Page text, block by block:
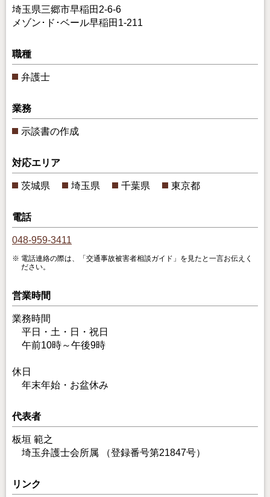
埼玉県三郷市早稲田2-6-6
メゾン･ド･ベール早稲田1-211
職種
弁護士
業務
示談書の作成
対応エリア
茨城県 埼玉県 千葉県 東京都
電話
048-959-3411
電話連絡の際は、「交通事故被害者相談ガイド」を見たと一言お伝えく
ださい。
営業時間
業務時間
平日・土・日・祝日
午前10時～午後9時
休日
年末年始・お盆休み
代表者
板垣 範之
埼玉弁護士会所属 （登録番号第21847号）
リンク